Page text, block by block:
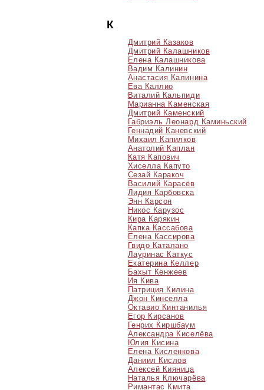
К
Дмитрий Казаков
Дмитрий Калашников
Елена Калашникова
Вадим Калинин
Анастасия Калинина
Ева Каллио
Виталий Кальпиди
Марианна Каменская
Дмитрий Каменский
Габриэль Леонард Каминьский
Геннадий Каневский
Михаил Капилков
Анатолий Каплан
Катя Капович
Хиселла Капуто
Сезай Каракоч
Василий Карасёв
Лидия Карбовска
Энн Карсон
Никос Карузос
Кира Карякин
Капка Кассабова
Елена Кассирова
Гвидо Каталано
Лауринас Каткус
Екатерина Келлер
Бахыт Кенжеев
Ия Кива
Патриция Килина
Джон Кинселла
Октавио Кинтанилья
Егор Кирсанов
Генрих Киршбаум
Александра Киселёва
Юлия Кисина
Елена Кисленкова
Даниил Кислов
Алексей Кияница
Наталья Ключарёва
Римантас Кмита